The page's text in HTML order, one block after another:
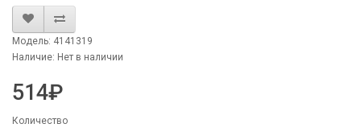
Модель: 4141319
Наличие: Нет в наличии
514₽
Количество